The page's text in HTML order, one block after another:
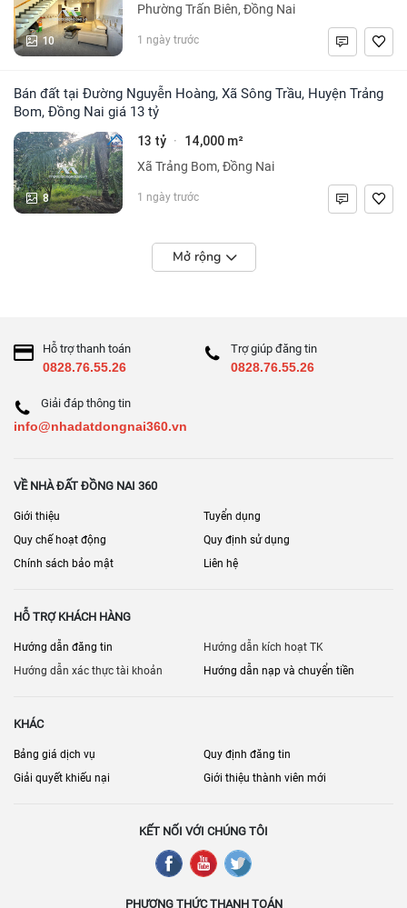
10
Phường Trấn Biên, Đồng Nai
1 ngày trước
Bán đất tại Đường Nguyễn Hoàng, Xã Sông Trầu, Huyện Trảng
Bom, Đồng Nai giá 13 tỷ
8
13 tỷ · 14,000 m²
Xã Trảng Bom, Đồng Nai
1 ngày trước
Mở rộng
Hỗ trợ thanh toán
0828.76.55.26
Trợ giúp đăng tin
0828.76.55.26
Giải đáp thông tin
info@nhadatdongnai360.vn
VỀ NHÀ ĐẤT ĐỒNG NAI 360
Giới thiệu
Tuyển dụng
Quy chế hoạt động
Quy định sử dụng
Chính sách bảo mật
Liên hệ
HỖ TRỢ KHÁCH HÀNG
Hướng dẫn đăng tin
Hướng dẫn kích hoạt TK
Hướng dẫn xác thực tài khoản
Hướng dẫn nạp và chuyển tiền
KHÁC
Bảng giá dịch vụ
Quy định đăng tin
Giải quyết khiếu nại
Giới thiệu thành viên mới
KẾT NỐI VỚI CHÚNG TÔI
PHƯƠNG THỨC THANH TOÁN